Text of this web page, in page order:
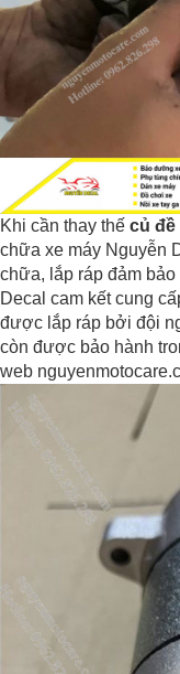
Khi cần thay thế củ đề
chữa xe máy Nguyễn
chữa, lắp ráp đảm
Decal cam kết cung
được lắp ráp bởi đội
còn được bảo hành
web